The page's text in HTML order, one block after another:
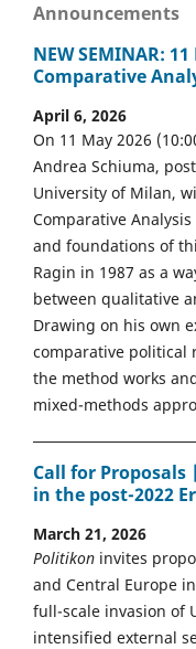
Announcements
NEW SEMINAR:
Comparative
April 6, 2026
On 11 May 2026
Andrea Schiuma,
University of Milan,
Comparative
and foundations of
Ragin in 1987 as a
between qualitative
Drawing on his own
comparative political
the method works
mixed-methods
Call for Proposals
in the post-2022
March 21, 2026
Politikon invites
and Central Europe
full-scale invasion of
intensified external